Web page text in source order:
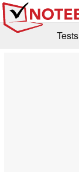
Tests